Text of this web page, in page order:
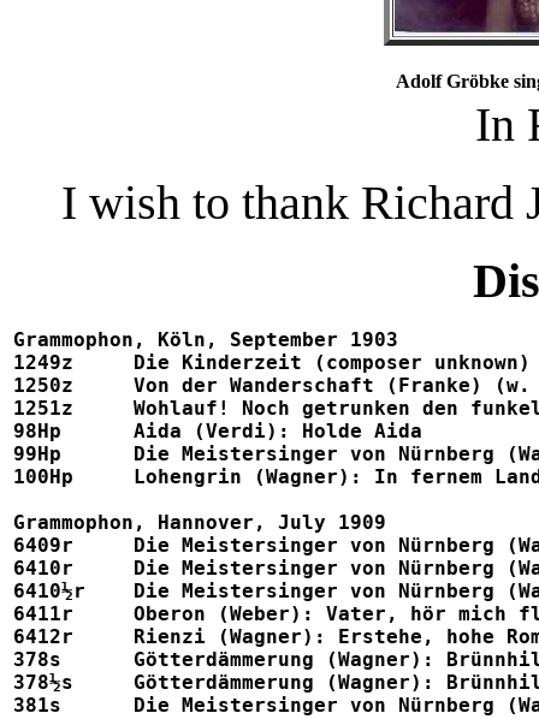
Adolf Gröbke
In
I wish to thank Richard
Grammophon, Köln, September 1903
1249z	  Die Kinderzeit (composer unknown) (w. Sauer)			44238
1250z	  Von der Wanderschaft (Franke) (w. Sauer)			44239
1251z	  Wohlauf! Noch getrunken den funkelnden Wein (Schumann)	2-42740, Zonophone X.22252
98Hp	  Aida (Verdi): Holde Aida					042043
99Hp	  Die Meistersinger von Nürnberg (Wagner): Morgenlich leuchtend	042052
100Hp	  Lohengrin (Wagner): In fernem Land				042044
Grammophon, Hannover, July 1909
6409r     Die Meistersinger von Nürnberg
6410r     Die Meistersinger von Nürnberg (Wagner):
6410½r    Die Meistersinger von Nürnberg
6411r     Oberon (Weber): Vater, hör mich flehen zu
6412r     Rienzi (Wagner): Erstehe, hohe Roma, neu
378s      Götterdämmerung (Wagner): Brünnhilde!
378½s     Götterdämmerung (Wagner): Brünnhilde!
381s      Die Meistersinger von Nürnberg